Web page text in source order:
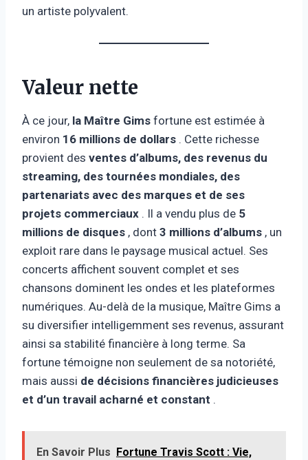
un artiste polyvalent.
Valeur nette
À ce jour, la Maître Gims fortune est estimée à
environ 16 millions de dollars . Cette richesse
provient des ventes d’albums, des revenus du
streaming, des tournées mondiales, des
partenariats avec des marques et de ses
projets commerciaux . Il a vendu plus de 5
millions de disques , dont 3 millions d’albums , un
exploit rare dans le paysage musical actuel. Ses
concerts affichent souvent complet et ses
chansons dominent les ondes et les plateformes
numériques. Au-delà de la musique, Maître Gims a
su diversifier intelligemment ses revenus, assurant
ainsi sa stabilité financière à long terme. Sa
fortune témoigne non seulement de sa notoriété,
mais aussi de décisions financières judicieuses
et d’un travail acharné et constant .
En Savoir Plus Fortune Travis Scott : Vie,